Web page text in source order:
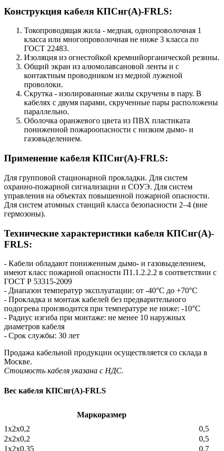
Конструкция кабеля КПСнг(А)-FRLS:
Токопроводящая жила - медная, однопроволочная 1
класса или многопроволочная не ниже 3 класса по
ГОСТ 22483.
Изоляция из огнестойкой кремнийорганической резины.
Общий экран из алюмолавсановой ленты и с
контактным проводником из медной луженой
проволоки.
Скрутка - изолированные жилы скручены в пару. В
кабелях с двумя парами, скрученные пары расположены
параллельно.
Оболочка оранжевого цвета из ПВХ пластиката
пониженной пожароопасности с низким дымо- и
газовыделением.
Применение кабеля КПСнг(А)-FRLS:
Для групповой стационарной прокладки. Для систем
охранно-пожарной сигнализации и СОУЭ. Для систем
управления на объектах повышенной пожарной опасности.
Для систем атомных станций класса безопасности 2–4 (вне
гермозоны).
Технические характеристики кабеля КПСнг(А)-
FRLS:
- Кабели обладают пониженным дымо- и газовыделением,
имеют класс пожарной опасности П1.1.2.2.2 в соответствии с
ГОСТ Р 53315-2009
- Диапазон температур эксплуатации: от -40°С до +70°С
- Прокладка и монтаж кабелей без предварительного
подогрева производится при температуре не ниже: -10°С
- Радиус изгиба при монтаже: не менее 10 наружных
диаметров кабеля
- Срок службы: 30 лет
Продажа кабельной продукции осуществляется со склада в
Москве.
Стоимость кабеля указана с НДС.
Вес кабеля КПСнг(А)-FRLS
Маркоразмер
1х2х0,2
0,5
2х2х0,2
0,5
1х2х0,35
0,7